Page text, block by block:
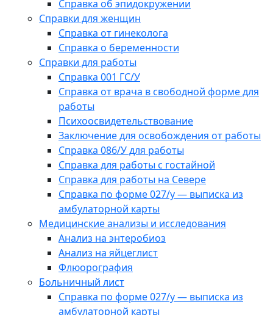
Справка об эпидокружении
Справки для женщин
Справка от гинеколога
Справка о беременности
Справки для работы
Справка 001 ГС/У
Справка от врача в свободной форме для
работы
Психоосвидетельствование
Заключение для освобождения от работы
Справка 086/У для работы
Справка для работы с гостайной
Справка для работы на Севере
Справка по форме 027/у — выписка из
амбулаторной карты
Медицинские анализы и исследования
Анализ на энтеробиоз
Анализ на яйцеглист
Флюорография
Больничный лист
Справка по форме 027/у — выписка из
амбулаторной карты